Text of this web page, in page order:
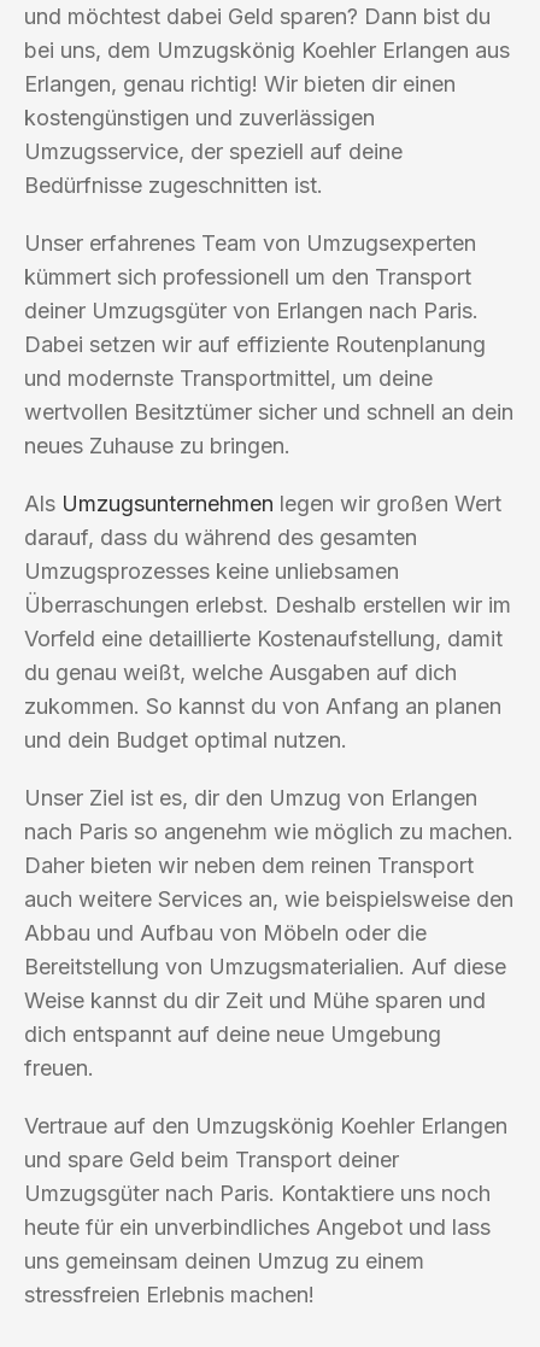
und möchtest dabei Geld sparen? Dann bist du
bei uns, dem Umzugskönig Koehler Erlangen aus
Erlangen, genau richtig! Wir bieten dir einen
kostengünstigen und zuverlässigen
Umzugsservice, der speziell auf deine
Bedürfnisse zugeschnitten ist.
Unser erfahrenes Team von Umzugsexperten
kümmert sich professionell um den Transport
deiner Umzugsgüter von Erlangen nach Paris.
Dabei setzen wir auf effiziente Routenplanung
und modernste Transportmittel, um deine
wertvollen Besitztümer sicher und schnell an dein
neues Zuhause zu bringen.
Als Umzugsunternehmen legen wir großen Wert
darauf, dass du während des gesamten
Umzugsprozesses keine unliebsamen
Überraschungen erlebst. Deshalb erstellen wir im
Vorfeld eine detaillierte Kostenaufstellung, damit
du genau weißt, welche Ausgaben auf dich
zukommen. So kannst du von Anfang an planen
und dein Budget optimal nutzen.
Unser Ziel ist es, dir den Umzug von Erlangen
nach Paris so angenehm wie möglich zu machen.
Daher bieten wir neben dem reinen Transport
auch weitere Services an, wie beispielsweise den
Abbau und Aufbau von Möbeln oder die
Bereitstellung von Umzugsmaterialien. Auf diese
Weise kannst du dir Zeit und Mühe sparen und
dich entspannt auf deine neue Umgebung
freuen.
Vertraue auf den Umzugskönig Koehler Erlangen
und spare Geld beim Transport deiner
Umzugsgüter nach Paris. Kontaktiere uns noch
heute für ein unverbindliches Angebot und lass
uns gemeinsam deinen Umzug zu einem
stressfreien Erlebnis machen!